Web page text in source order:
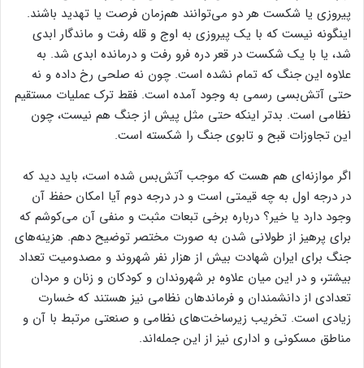
پیروزی یا شکست هر دو می‌توانند هم‌زمان فرصت یا تهدید باشند.
اینگونه نیست که با یک پیروزی به اوج و قله رفت و ماندگار ابدی
شد، یا با یک شکست در قعر دره فرو رفت و درمانده ابدی شد. به
علاوه این جنگ که تمام نشده است. چون نه صلحی رخ داده و نه
حتی آتش‌بسی رسمی به وجود آمده است. فقط ترک عملیات مستقیم
نظامی است. بدتر اینکه حتی مثل پیش از جنگ هم نیست، چون
این تجاوزات قبح و تابوی جنگ را شکسته است.
اگر موازنه‌ای هم هست که موجب آتش‌بس شده است، باید دید که
در درجه اول به چه قیمتی است و در درجه دوم آیا امکان حفظ آن
وجود دارد یا خیر؟ درباره برخی تبعات مثبت و منفی آن می‌کوشم که
برای پرهیز از طولانی شدن به صورت مختصر توضیح دهم. هزینه‌های
جنگ برای ایران شهادت بیش از هزار نفر شهروند و مصدومیت تعداد
بیشتر، و در این میان علاوه بر شهروندان و کودکان و زنان و مردان
تعدادی از دانشمندان و فرماندهان نظامی نیز هستند که خسارت
زیادی است. تخریب زیرساخت‌های نظامی و صنعتی مرتبط با آن و
مناطق مسکونی و اداری نیز از این جمله‌اند.